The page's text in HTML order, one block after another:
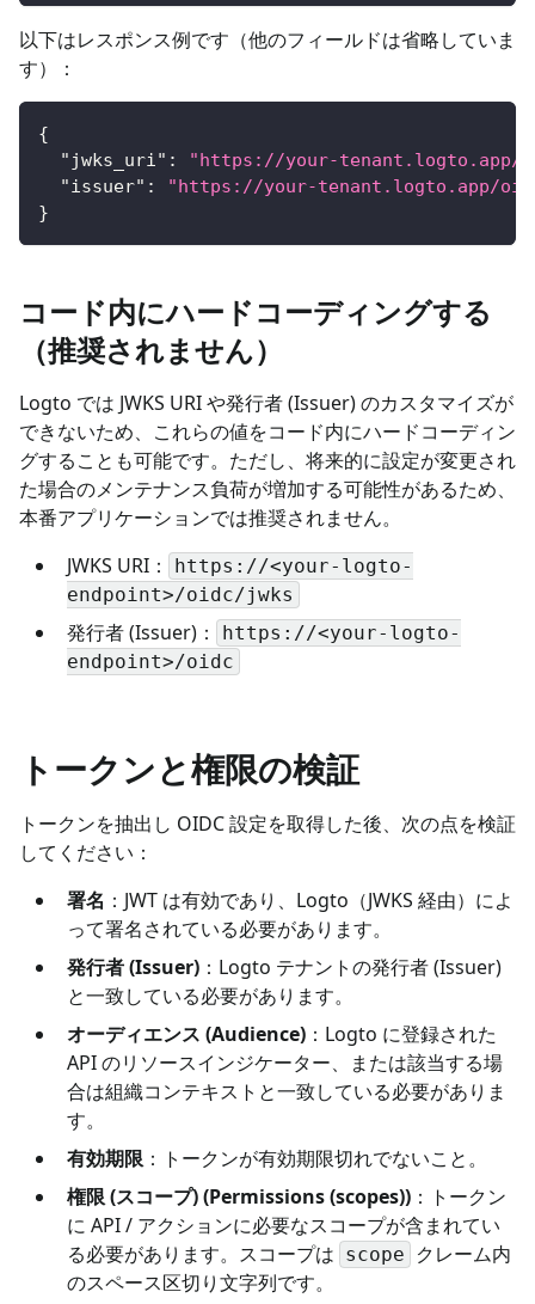
以下はレスポンス例です（他のフィールドは省略していま
す）：
{
"jwks_uri" :
"https://your-tenant.logto.app/
"issuer" :
"https://your-tenant.logto.app/
}
コード内にハードコーディングする
（推奨されません）
Logto では JWKS URI や発行者 (Issuer) のカスタマイズが
できないため、これらの値をコード内にハードコーディン
グすることも可能です。ただし、将来的に設定が変更され
た場合のメンテナンス負荷が増加する可能性があるため、
本番アプリケーションでは推奨されません。
JWKS URI：
https://<your-logto-
endpoint>/oidc/jwks
発行者 (Issuer)：
https://<your-logto-
endpoint>/oidc
トークンと権限の検証
トークンを抽出し OIDC 設定を取得した後、次の点を検証
してください：
署名 ：JWT は有効であり、Logto（JWKS 経由）によ
って署名されている必要があります。
発行者 (Issuer) ：Logto テナントの発行者 (Issuer)
と一致している必要があります。
オーディエンス (Audience) ：Logto に登録された
API のリソースインジケーター、または該当する場
合は組織コンテキストと一致している必要がありま
す。
有効期限 ：トークンが有効期限切れでないこと。
権限 (スコープ) (Permissions (scopes)) ：トークン
に API / アクションに必要なスコープが含まれてい
る必要があります。スコープは scope
クレーム内
のスペース区切り文字列です。